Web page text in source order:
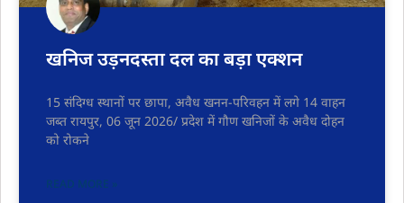
खनिज उड़नदस्ता दल का बड़ा एक्शन
15 संदिग्ध स्थानों पर छापा, अवैध खनन-परिवहन में लगे 14 वाहन
जब्त रायपुर, 06 जून 2026/ प्रदेश में गौण खनिजों के अवैध दोहन
को रोकने
READ MORE »